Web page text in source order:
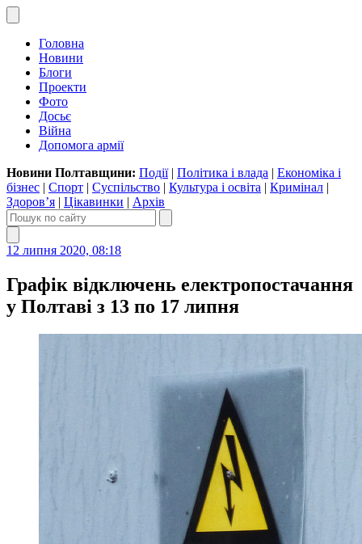
Головна
Новини
Блоги
Проекти
Фото
Досьє
Війна
Допомога армії
Новини Полтавщини: Події| Політика і влада | Економіка і
бізнес | Спорт | Суспільство | Культура і освіта | Кримінал |
Здоров’я | Цікавинки | Архів
12 липня 2020, 08:18
Графік відключень електропостачання
у Полтаві з 13 по 17 липня